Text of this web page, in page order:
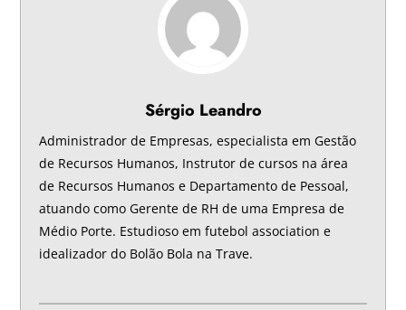
Sérgio Leandro
Administrador de Empresas, especialista em Gestão
de Recursos Humanos, Instrutor de cursos na área
de Recursos Humanos e Departamento de Pessoal,
atuando como Gerente de RH de uma Empresa de
Médio Porte. Estudioso em futebol association e
idealizador do Bolão Bola na Trave.